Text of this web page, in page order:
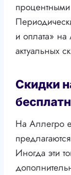
процентными
и оплата» на
актуальных
Скидки
На Аллегро
Иногда эти